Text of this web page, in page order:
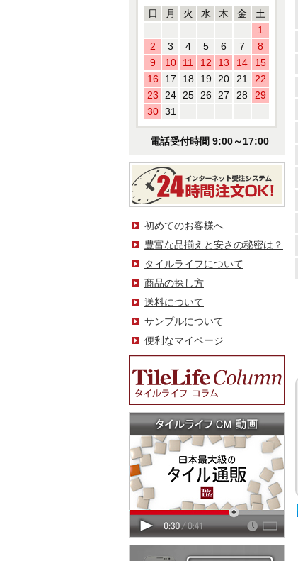
日 月 火 水 木 金
土
1
2
3 4 5 6 7
8
9
10 11 12 13 14
15
16
17 18 19 20 21
22
23
24 25 26 27 28
29
30 31
電話受付時間 9:00～17:00
初めてのお客様へ
豊富な品揃えと安さの秘密は？
タイルライフについて
商品の探し方
送料について
サンプルについて
便利なマイページ